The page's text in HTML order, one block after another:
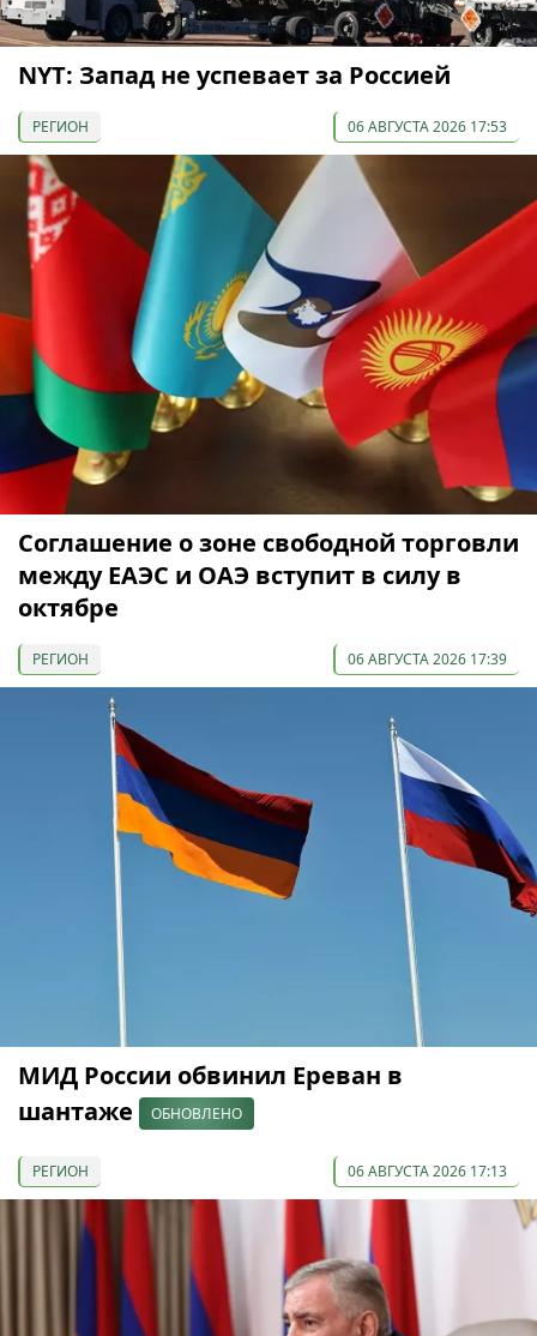
NYT: Запад не успевает за Россией
РЕГИОН 06 АВГУСТА 2026 17:53
Соглашение о зоне свободной торговли
между ЕАЭС и ОАЭ вступит в силу в
октябре
РЕГИОН 06 АВГУСТА 2026 17:39
МИД России обвинил Ереван в
шантаже
ОБНОВЛЕНО
РЕГИОН 06 АВГУСТА 2026 17:13